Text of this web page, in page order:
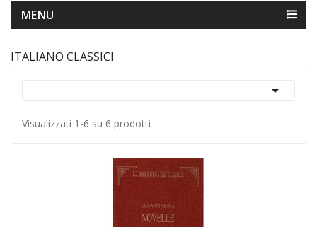
MENU
ITALIANO CLASSICI

Visualizzati 1-6 su 6 prodotti